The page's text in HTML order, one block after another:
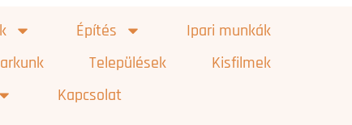
Építés
Ipari munkák
Települések
Kisfilmek
Kapcsolat